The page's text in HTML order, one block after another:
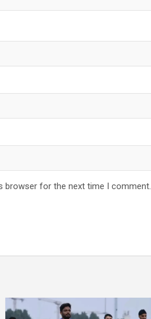
browser for the next time I comment.